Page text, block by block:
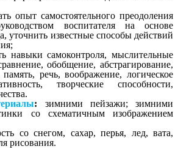
самостоятельного преодоления
воспитателя на основе
уточнить известные способы действий
самоконтроля, мыслительные
обобщение, абстрагирование,
речь, воображение, логическое
творческие способности,
:
зимними пейзажи; зимними
со схематичным изображением
со снегом, сахар, перья, лед, вата,
рисования.